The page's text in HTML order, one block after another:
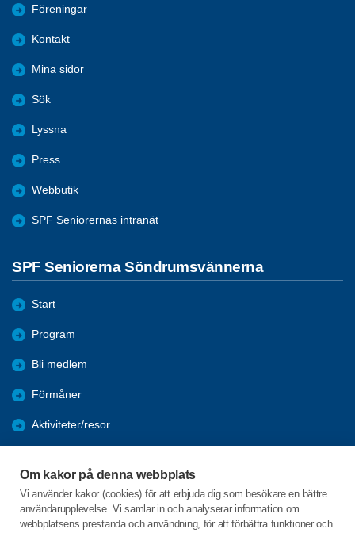
Om kakor på denna webbplats
Vi använder kakor (cookies) för att erbjuda dig som besökare en bättre
användarupplevelse. Vi samlar in och analyserar information om
webbplatsens prestanda och användning, för att förbättra funktioner och
Föreningar
Kontakt
Mina sidor
Sök
Lyssna
Press
Webbutik
SPF Seniorernas intranät
SPF Seniorerna Söndrumsvännerna
Start
Program
Bli medlem
Förmåner
Aktiviteter/resor
Vår förening
Övrig information